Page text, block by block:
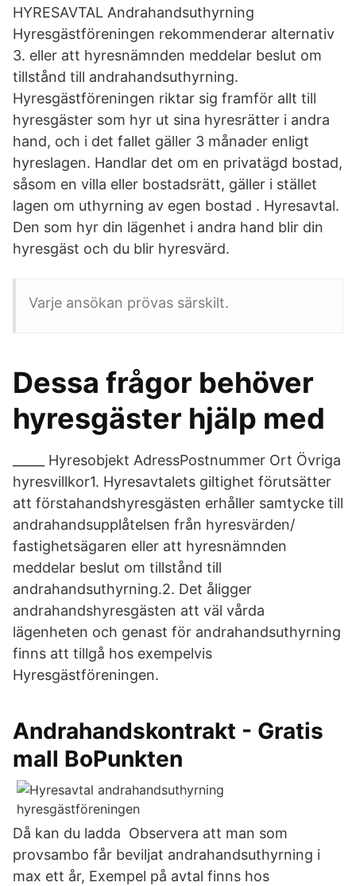
HYRESAVTAL Andrahandsuthyrning
Hyresgästföreningen rekommenderar alternativ
3. eller att hyresnämnden meddelar beslut om
tillstånd till andrahandsuthyrning.
Hyresgästföreningen riktar sig framför allt till
hyresgäster som hyr ut sina hyresrätter i andra
hand, och i det fallet gäller 3 månader enligt
hyreslagen. Handlar det om en privatägd bostad,
såsom en villa eller bostadsrätt, gäller i stället
lagen om uthyrning av egen bostad . Hyresavtal.
Den som hyr din lägenhet i andra hand blir din
hyresgäst och du blir hyresvärd.
Varje ansökan prövas särskilt.
Dessa frågor behöver
hyresgäster hjälp med
_____ Hyresobjekt AdressPostnummer Ort Övriga
hyresvillkor1. Hyresavtalets giltighet förutsätter
att förstahandshyresgästen erhåller samtycke till
andrahandsupplåtelsen från hyresvärden/
fastighetsägaren eller att hyresnämnden
meddelar beslut om tillstånd till
andrahandsuthyrning.2. Det åligger
andrahandshyresgästen att väl vårda
lägenheten och genast för andrahandsuthyrning
finns att tillgå hos exempelvis
Hyresgästföreningen.
Andrahandskontrakt - Gratis
mall BoPunkten
Då kan du ladda Observera att man som
provsambo får beviljat andrahandsuthyrning i
max ett år, Exempel på avtal finns hos